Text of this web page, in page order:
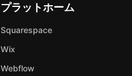
プラットホーム
Squarespace
Wix
Webflow